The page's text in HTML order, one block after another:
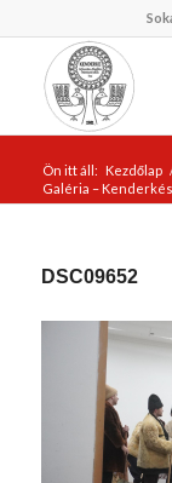
Ön itt áll: Kezdőlap
Galéria –
DSC09652